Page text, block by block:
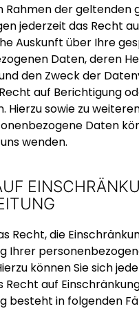
Rahmen der geltenden
jederzeit das Recht
Auskunft über Ihre
Daten, deren
den Zweck der
auf Berichtigung
Hierzu sowie zu
Daten
wenden.
Recht, die
Ihrer
können Sie sich
Recht auf
besteht in folgenden